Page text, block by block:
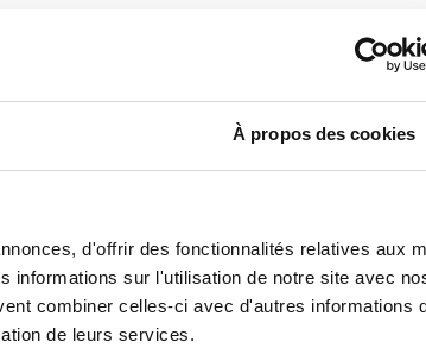
À propos des cookies
d'offrir des fonctionnalités relatives aux
informations sur l'utilisation de notre site avec
combiner celles-ci avec d'autres informations
de leurs services.